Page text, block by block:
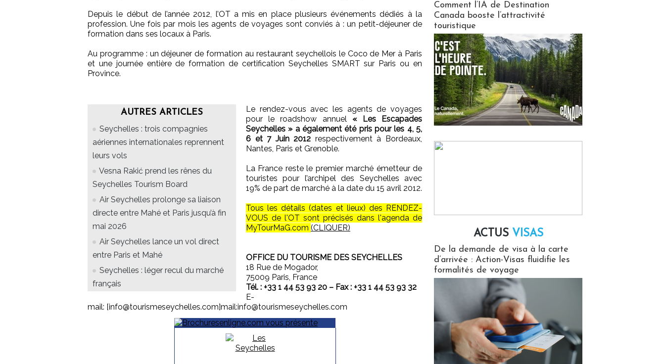
Depuis le début de l’année 2012, l’OT a mis en place plusieurs événements dédiés à la
profession. Une fois par mois les agents de voyages sont conviés à : un petit-déjeuner de
formation dans ses locaux à Paris.
Au programme : un déjeuner de formation au restaurant seychellois le Coco de Mer à Paris
et une journée entière de formation de certification Seychelles SMART sur Paris ou en
Province.
AUTRES ARTICLES
Seychelles : trois compagnies
aériennes internationales reprennent
leurs vols
Vesna Rakić prend les rênes du
Seychelles Tourism Board
Air Seychelles prolonge sa liaison
directe entre Mahé et Paris jusqu’à fin
mai 2026
Air Seychelles lance un vol direct
entre Paris et Mahé
Seychelles : léger recul du marché
français
Le rendez-vous avec les agents de voyages
pour le roadshow annuel « Les Escapades
Seychelles » a également été pris pour les 4, 5,
6 et 7 Juin 2012 respectivement à Bordeaux,
Nantes, Paris et Grenoble.
La France reste le premier marché émetteur de
touristes pour l’archipel des Seychelles avec
19% de part de marché à la date du 15 avril 2012.
Tous les détails (dates et lieux) des RENDEZ-
VOUS de l'OT sont précisés dans l'agenda de
MyTourMaG.com (CLIQUER)
OFFICE DU TOURISME DES SEYCHELLES
18 Rue de Mogador,
75009 Paris, France
Tél. : +33 1 44 53 93 20 – Fax : +33 1 44 53 93 32
E-
mail: [info@tourismeseychelles.com]mail:info@tourismeseychelles.com
Comment l’IA de Destination
Canada booste l’attractivité
touristique
ACTUS VISAS
De la demande de visa à la carte
d’arrivée : Action-Visas fluidifie les
formalités de voyage